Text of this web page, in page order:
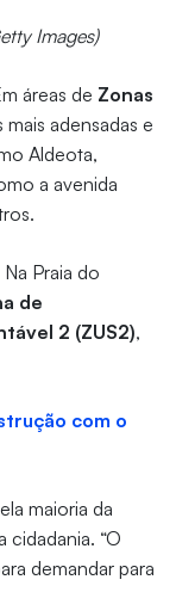
Images)
áreas de Zonas
adensadas e
Aldeota,
a avenida
Praia do
de
2 (ZUS2),
com o
maioria da
“O
demandar para